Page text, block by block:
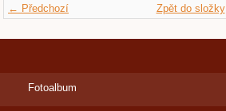
← Předchozí Zpět do složky
Fotoalbum